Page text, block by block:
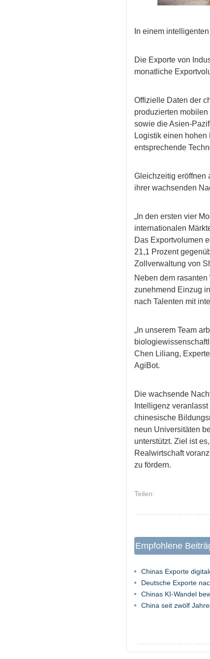
In einem
Die Exporte von
monatliche
Offizielle Daten der
produzierten
sowie die Asien-
Logistik einen
entsprechende
Gleichzeitig eröffnen
ihrer wachsenden
„In den ersten vier
internationalen
Das Exportvolumen
21,1 Prozent
Zollverwaltung von
Neben dem
zunehmend Einzug
nach Talenten mit
„In unserem Team
Chen Liliang,
AgiBot.
Die wachsende
Intelligenz
chinesische
neun Universitäten
unterstützt. Ziel ist
Realwirtschaft
zu fördern.
Teilen:
Empfohlene
Chinas Exporte
Deutsche Exporte
Chinas KI-Wandel
China seit zwölf